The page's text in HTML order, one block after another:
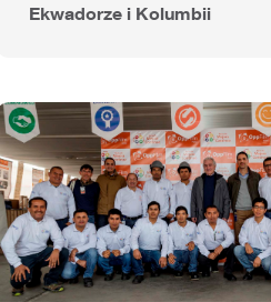
Ekwadorze i Kolumbii